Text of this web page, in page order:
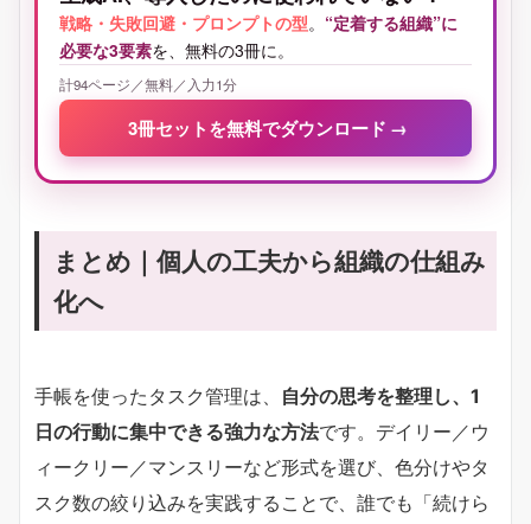
戦略・失敗回避・プロンプトの型。 “定着する組織”に
必要な3要素を、無料の3冊に。
計94ページ／無料／入力1分
3冊セットを無料でダウンロード →
まとめ｜個人の工夫から組織の仕組み
化へ
手帳を使ったタスク管理は、 自分の思考を整理し、1
日の行動に集中できる強力な方法です。デイリー／ウ
ィークリー／マンスリーなど形式を選び、色分けやタ
スク数の絞り込みを実践することで、誰でも「続けら